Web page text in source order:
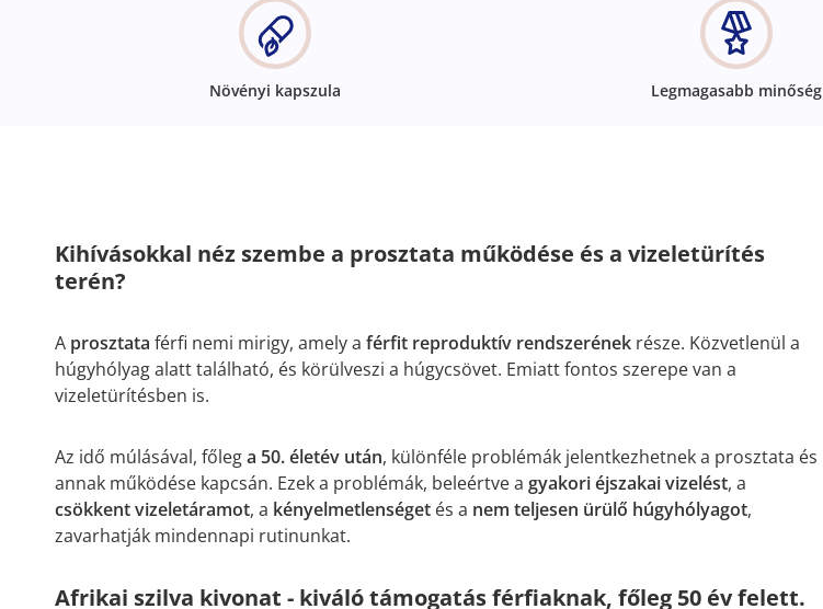
Növényi kapszula Legmagasabb minőség
Kihívásokkal néz szembe a prosztata működése és a vizeletürítés
terén?
A prosztata férfi nemi mirigy, amely a férfit reproduktív rendszerének része. Közvetlenül a
húgyhólyag alatt található, és körülveszi a húgycsövet. Emiatt fontos szerepe van a
vizeletürítésben is.
Az idő múlásával, főlega 50. életév után, különféle problémák jelentkezhetnek a prosztata és
annak működése kapcsán. Ezek a problémák, beleértve a gyakori éjszakai vizelést, a
csökkent vizeletáramot, a kényelmetlenséget és a nem teljesen ürülő húgyhólyagot,
zavarhatják mindennapi rutinunkat.
Afrikai szilva kivonat - kiváló támogatás férfiaknak, főleg 50 év felett.